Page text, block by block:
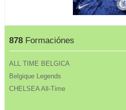
878 Formaciónes
ALL TIME BELGICA
Belgique Legends
CHELSEA All-Time